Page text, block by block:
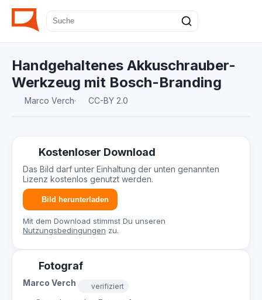
Handgehaltenes Akkuschrauber-
Werkzeug mit Bosch-Branding
Marco Verch· CC-BY 2.0
Kostenloser Download
Das Bild darf unter Einhaltung der unten genannten
Lizenz kostenlos genutzt werden.
Bild herunterladen
Mit dem Download stimmst Du unseren
Nutzungsbedingungen zu.
Fotograf
Marco Verch verifiziert